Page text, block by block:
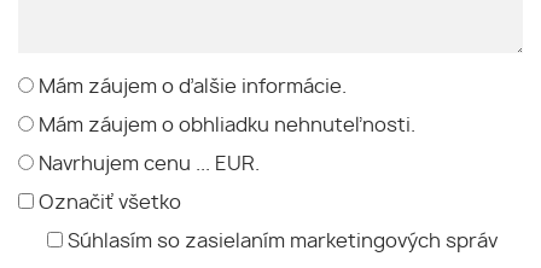
Mám záujem o ďalšie informácie.
Mám záujem o obhliadku nehnuteľnosti.
Navrhujem cenu ... EUR.
Označiť všetko
Súhlasím so zasielaním marketingových správ